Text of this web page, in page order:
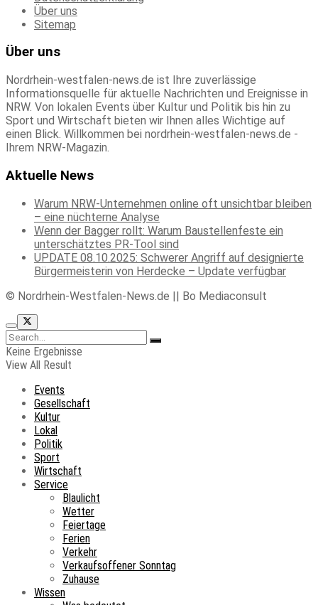
Über uns
Sitemap
Über uns
Nordrhein-westfalen-news.de ist Ihre zuverlässige
Informationsquelle für aktuelle Nachrichten und Ereignisse in
NRW. Von lokalen Events über Kultur und Politik bis hin zu
Sport und Wirtschaft bieten wir Ihnen alles Wichtige auf
einen Blick. Willkommen bei nordrhein-westfalen-news.de -
Ihrem NRW-Magazin.
Aktuelle News
Warum NRW-Unternehmen online oft unsichtbar bleiben
– eine nüchterne Analyse
Wenn der Bagger rollt: Warum Baustellenfeste ein
unterschätztes PR-Tool sind
UPDATE 08.10.2025: Schwerer Angriff auf designierte
Bürgermeisterin von Herdecke – Update verfügbar
© Nordrhein-Westfalen-News.de || Bo Mediaconsult
Keine Ergebnisse
View All Result
Events
Gesellschaft
Kultur
Lokal
Politik
Sport
Wirtschaft
Service
Blaulicht
Wetter
Feiertage
Ferien
Verkehr
Verkaufsoffener Sonntag
Zuhause
Wissen